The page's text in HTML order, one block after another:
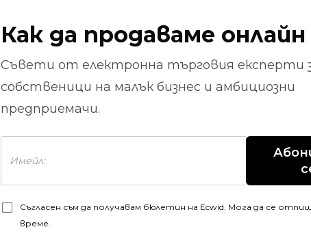
Как да продаваме онлайн
Съвети от електронна търговия експерти
собственици на малък бизнес и амбициозни
предприемачи.
Съгласен съм да получавам бюлетин на Ecwid. Мога да се
време.